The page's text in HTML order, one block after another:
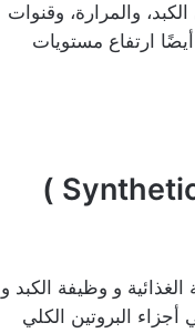
والمرارة، وقنوات
ارتفاع مستويات
الغذائية و وظيفة الكبد و
البروتين الكلي